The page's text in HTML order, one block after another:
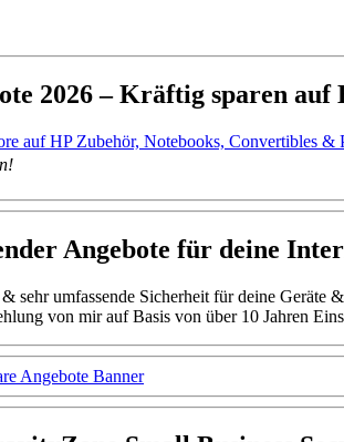
2026 – Kräftig sparen
auf HP Zubehör, Notebooks, Convertibles
Angebote für deine
sehr umfassende Sicherheit für deine Geräte
von mir auf Basis von über 10 Jahren